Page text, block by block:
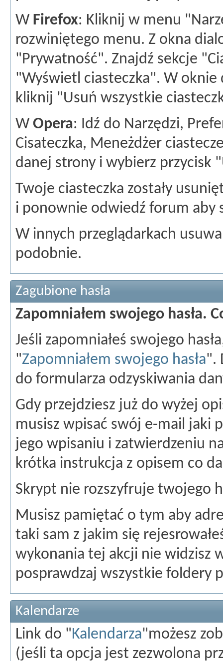
W Firefox: Kliknij w menu
rozwiniętego menu. Z okna
"Prywatność". Znajdź sekcje
"Wyświetl ciasteczka". W
kliknij "Usuń wszystkie
W Opera: Idź do Narzędzi,
Cisateczka, Meneżdżer
danej strony i wybierz przycisk
Twoje ciasteczka zostały
i ponownie odwiedź forum aby
W innych przeglądarkach
podobnie.
Zagubione hasła
Zapomniałem swojego hasła.
Jeśli zapomniałeś swojego
"Zapomniałem swojego hasła".
do formularza odzyskiwania
Gdy przejdziesz już do wyżej
musisz wpisać swój e-mail jaki
jego wpisaniu i zatwierdzeniu
krótka instrukcja z opisem co
Skrypt nie rozszyfruje twojego
Musisz pamiętać o tym aby
taki sam z jakim się
wykonania tej akcji nie widzisz
posprawdzaj wszystkie foldery
Kalendarze
Link do "Kalendarza"możesz
(jeśli ta opcja jest zezwolona